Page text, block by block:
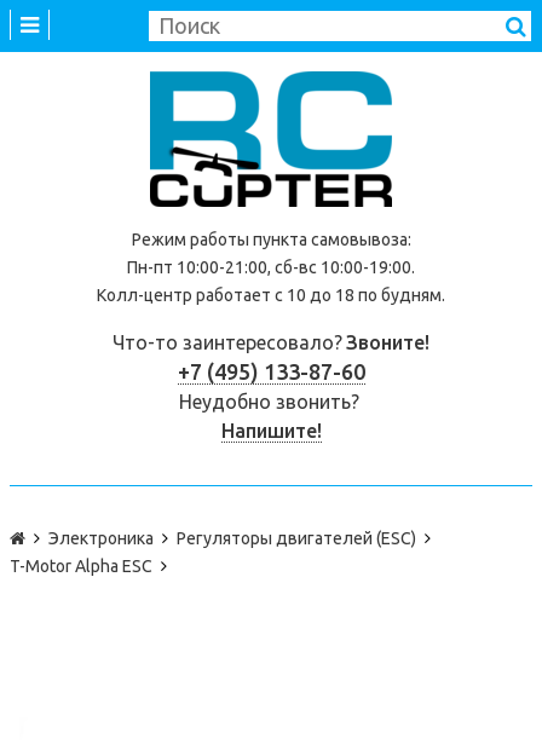
Режим работы пункта самовывоза:
Пн-пт 10:00-21:00, сб-вс 10:00-19:00.
Колл-центр работает с 10 до 18 по будням.
Что-то заинтересовало?Звоните!
+7 (495) 133-87-60
Неудобно звонить?
Напишите!
Электроника
Регуляторы двигателей (ESC)
T-Motor Alpha ESC